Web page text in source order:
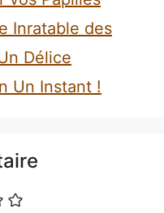
Inratable des
Délice
Un Instant !